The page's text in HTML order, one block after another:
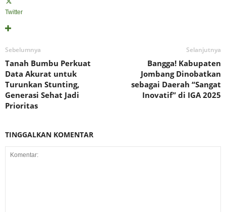
Twitter
Sebelumnya
Tanah Bumbu Perkuat
Data Akurat untuk
Turunkan Stunting,
Generasi Sehat Jadi
Prioritas
Selanjutnya
Bangga! Kabupaten
Jombang Dinobatkan
sebagai Daerah “Sangat
Inovatif” di IGA 2025
TINGGALKAN KOMENTAR